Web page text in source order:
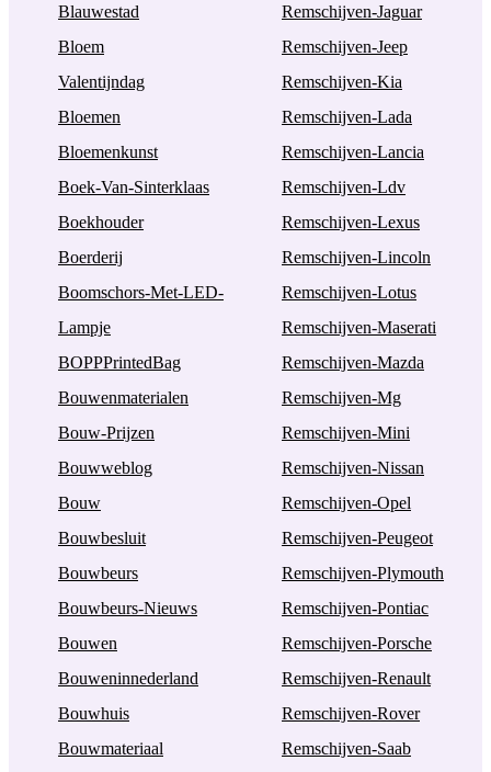
Blauwestad
Bloem
Valentijndag
Bloemen
Bloemenkunst
Boek-Van-Sinterklaas
Boekhouder
Boerderij
Boomschors-Met-LED-
Lampje
BOPPPrintedBag
Bouwenmaterialen
Bouw-Prijzen
Bouwweblog
Bouw
Bouwbesluit
Bouwbeurs
Bouwbeurs-Nieuws
Bouwen
Bouweninnederland
Bouwhuis
Bouwmateriaal
Remschijven-Jaguar
Remschijven-Jeep
Remschijven-Kia
Remschijven-Lada
Remschijven-Lancia
Remschijven-Ldv
Remschijven-Lexus
Remschijven-Lincoln
Remschijven-Lotus
Remschijven-Maserati
Remschijven-Mazda
Remschijven-Mg
Remschijven-Mini
Remschijven-Nissan
Remschijven-Opel
Remschijven-Peugeot
Remschijven-Plymouth
Remschijven-Pontiac
Remschijven-Porsche
Remschijven-Renault
Remschijven-Rover
Remschijven-Saab